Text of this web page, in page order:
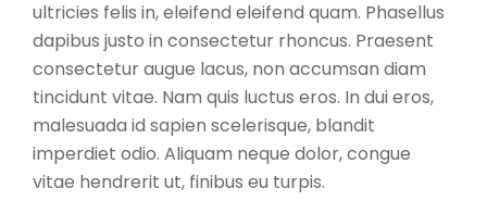
ultricies felis in, eleifend eleifend quam. Phasellus
dapibus justo in consectetur rhoncus. Praesent
consectetur augue lacus, non accumsan diam
tincidunt vitae. Nam quis luctus eros. In dui eros,
malesuada id sapien scelerisque, blandit
imperdiet odio. Aliquam neque dolor, congue
vitae hendrerit ut, finibus eu turpis.